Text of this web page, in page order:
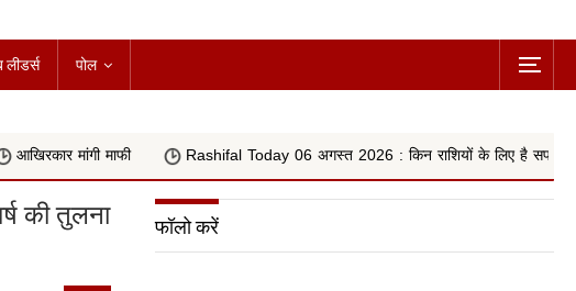
पोल
Rashifal Today 06 अगस्त 2026 : किन राशियों के लिए है सफलता के मजबूत योग,
की तुलना
फॉलो करें